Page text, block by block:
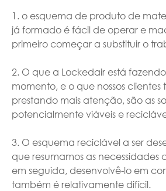
1. o esquema de produto de
já formado é fácil de operar e
primeiro começar a substituir o
2. O que a Lockedair está
momento, e o que nossos
prestando mais atenção, são as
potencialmente viáveis e
3. O esquema reciclável a ser
que resumamos as necessidades
em seguida, desenvolvê-lo em
também é relativamente difícil.